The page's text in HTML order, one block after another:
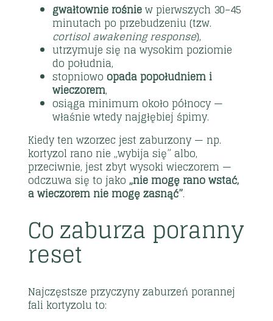
gwałtownie rośniew pierwszych 30–45
minutach po przebudzeniu (tzw.
cortisol awakening response),
utrzymuje się na wysokim poziomie
do południa,
stopniowoopada popołudniem i
wieczorem,
osiąga minimum około północy —
właśnie wtedy najgłębiej śpimy.
Kiedy ten wzorzec jest zaburzony — np.
kortyzol rano nie „wybija się” albo,
przeciwnie, jest zbyt wysoki wieczorem —
odczuwa się to jako„nie mogę rano wstać,
a wieczorem nie mogę zasnąć”.
Co zaburza poranny
reset
Najczęstsze przyczyny zaburzeń porannej
fali kortyzolu to: